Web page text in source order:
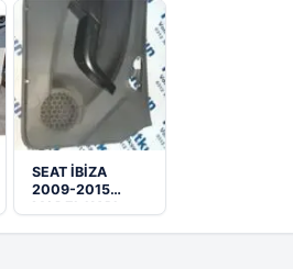
SEAT İBİZA
2009-2015
MODEL KAPI